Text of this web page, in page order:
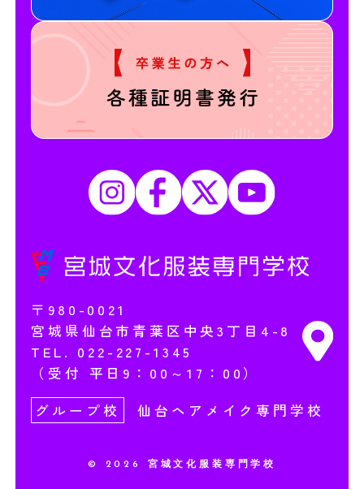
〒980-0021
宮城県仙台市青葉区中央3丁目4-8
TEL. 022-227-1345
（受付 平日9：00～17：00）
グループ校
仙台ヘアメイク専門学校
© 2026 宮城文化服装専門学校